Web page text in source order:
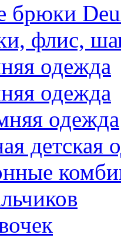
брюки
флис,
одежда
одежда
одежда
детская